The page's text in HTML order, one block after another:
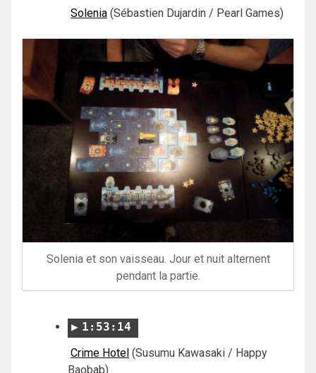
Solenia (Sébastien Dujardin / Pearl Games)
Solenia et son vaisseau. Jour et nuit alternent
pendant la partie.
1:53:14
Crime Hotel (Susumu Kawasaki / Happy
Baobab)